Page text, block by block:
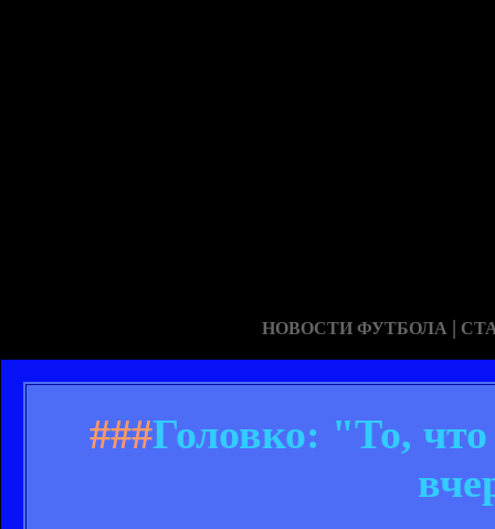
НОВОСТИ ФУТБОЛА |
###Головко: "То,